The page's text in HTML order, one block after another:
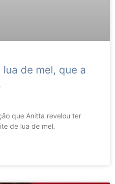
de mel, que a
que Anitta revelou ter
de lua de mel.